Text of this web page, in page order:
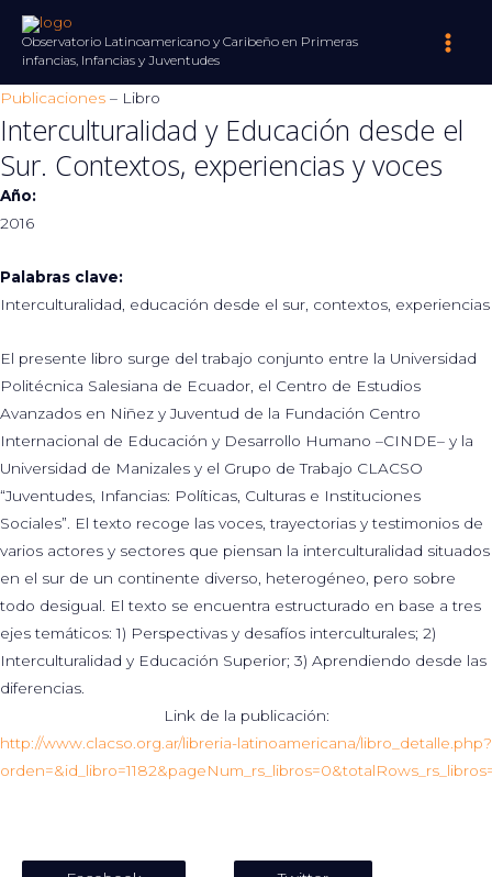
contenido
Observatorio Latinoamericano y Caribeño en Primeras
infancias, Infancias y Juventudes
Main
Publicaciones – Libro
Interculturalidad y Educación desde el
Sur. Contextos, experiencias y voces
Año:
2016
Palabras clave:
Interculturalidad, educación desde el sur, contextos, experiencias
El presente libro surge del trabajo conjunto entre la Universidad
Politécnica Salesiana de Ecuador, el Centro de Estudios
Avanzados en Niñez y Juventud de la Fundación Centro
Internacional de Educación y Desarrollo Humano –CINDE– y la
Universidad de Manizales y el Grupo de Trabajo CLACSO
“Juventudes, Infancias: Políticas, Culturas e Instituciones
Sociales”. El texto recoge las voces, trayectorias y testimonios de
varios actores y sectores que piensan la interculturalidad situados
en el sur de un continente diverso, heterogéneo, pero sobre
todo desigual. El texto se encuentra estructurado en base a tres
ejes temáticos: 1) Perspectivas y desafíos interculturales; 2)
Interculturalidad y Educación Superior; 3) Aprendiendo desde las
diferencias.
Link de la publicación:
http://www.clacso.org.ar/libreria-latinoamericana/libro_detalle.php?